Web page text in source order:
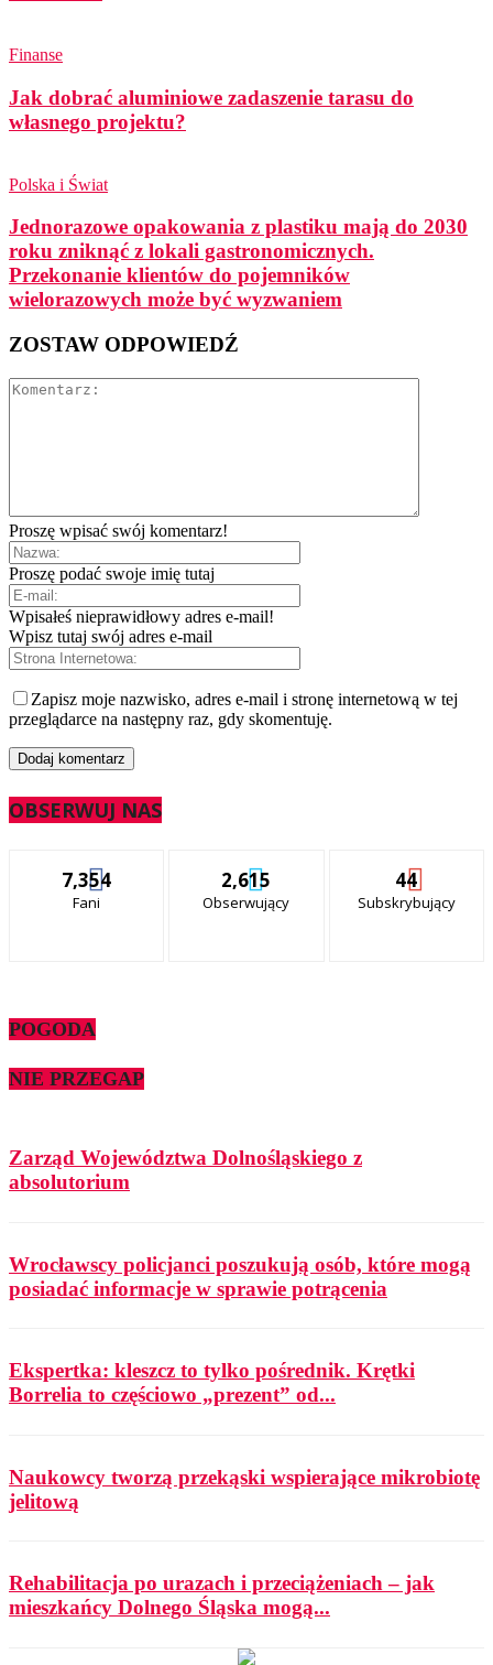
Finanse
Jak dobrać aluminiowe zadaszenie tarasu do
własnego projektu?
Polska i Świat
Jednorazowe opakowania z plastiku mają do 2030
roku zniknąć z lokali gastronomicznych.
Przekonanie klientów do pojemników
wielorazowych może być wyzwaniem
ZOSTAW ODPOWIEDŹ
Proszę wpisać swój komentarz!
Proszę podać swoje imię tutaj
Wpisałeś nieprawidłowy adres e-mail!
Wpisz tutaj swój adres e-mail
Zapisz moje nazwisko, adres e-mail i stronę internetową w tej
przeglądarce na następny raz, gdy skomentuję.
OBSERWUJ NAS
7,354
Fani
2,615
Obserwujący
44
Subskrybujący
POGODA
NIE PRZEGAP
Zarząd Województwa Dolnośląskiego z
absolutorium
Wrocławscy policjanci poszukują osób, które mogą
posiadać informacje w sprawie potrącenia
Ekspertka: kleszcz to tylko pośrednik. Krętki
Borrelia to częściowo „prezent” od...
Naukowcy tworzą przekąski wspierające mikrobiotę
jelitową
Rehabilitacja po urazach i przeciążeniach – jak
mieszkańcy Dolnego Śląska mogą...